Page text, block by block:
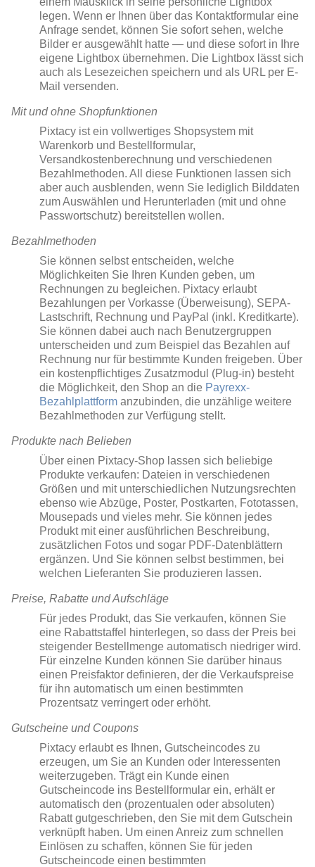
legen. Wenn er Ihnen über das Kontaktformular eine
Anfrage sendet, können Sie sofort sehen, welche
Bilder er ausgewählt hatte — und diese sofort in Ihre
eigene Lightbox übernehmen. Die Lightbox lässt sich
auch als Lesezeichen speichern und als URL per E-
Mail versenden.
Mit und ohne Shopfunktionen
Pixtacy ist ein vollwertiges Shopsystem mit
Warenkorb und Bestellformular,
Versandkostenberechnung und verschiedenen
Bezahlmethoden. All diese Funktionen lassen sich
aber auch ausblenden, wenn Sie lediglich Bilddaten
zum Auswählen und Herunterladen (mit und ohne
Passwortschutz) bereitstellen wollen.
Bezahlmethoden
Sie können selbst entscheiden, welche
Möglichkeiten Sie Ihren Kunden geben, um
Rechnungen zu begleichen. Pixtacy erlaubt
Bezahlungen per Vorkasse (Überweisung), SEPA-
Lastschrift, Rechnung und PayPal (inkl. Kreditkarte).
Sie können dabei auch nach Benutzergruppen
unterscheiden und zum Beispiel das Bezahlen auf
Rechnung nur für bestimmte Kunden freigeben. Über
ein kostenpflichtiges Zusatzmodul (Plug-in) besteht
die Möglichkeit, den Shop an die Payrexx-
Bezahlplattform anzubinden, die unzählige weitere
Bezahlmethoden zur Verfügung stellt.
Produkte nach Belieben
Über einen Pixtacy-Shop lassen sich beliebige
Produkte verkaufen: Dateien in verschiedenen
Größen und mit unterschiedlichen Nutzungsrechten
ebenso wie Abzüge, Poster, Postkarten, Fototassen,
Mousepads und vieles mehr. Sie können jedes
Produkt mit einer ausführlichen Beschreibung,
zusätzlichen Fotos und sogar PDF-Datenblättern
ergänzen. Und Sie können selbst bestimmen, bei
welchen Lieferanten Sie produzieren lassen.
Preise, Rabatte und Aufschläge
Für jedes Produkt, das Sie verkaufen, können Sie
eine Rabattstaffel hinterlegen, so dass der Preis bei
steigender Bestellmenge automatisch niedriger wird.
Für einzelne Kunden können Sie darüber hinaus
einen Preisfaktor definieren, der die Verkaufspreise
für ihn automatisch um einen bestimmten
Prozentsatz verringert oder erhöht.
Gutscheine und Coupons
Pixtacy erlaubt es Ihnen, Gutscheincodes zu
erzeugen, um Sie an Kunden oder Interessenten
weiterzugeben. Trägt ein Kunde einen
Gutscheincode ins Bestellformular ein, erhält er
automatisch den (prozentualen oder absoluten)
Rabatt gutgeschrieben, den Sie mit dem Gutschein
verknüpft haben. Um einen Anreiz zum schnellen
Einlösen zu schaffen, können Sie für jeden
Gutscheincode einen bestimmten